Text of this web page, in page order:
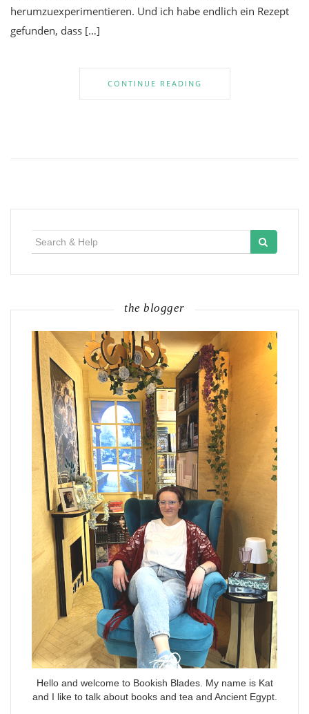
herumzuexperimentieren. Und ich habe endlich ein Rezept
gefunden, dass […]
CONTINUE READING
the blogger
Hello and welcome to Bookish Blades. My name is Kat
and I like to talk about books and tea and Ancient Egypt.